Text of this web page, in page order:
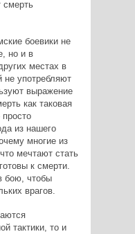
смерть
боевики не
но и в
местах в
не употребляют
выражение
как таковая
из нашего
многие из
мечтают стать
к смерти.
бою, чтобы
врагов.
тактики, то и